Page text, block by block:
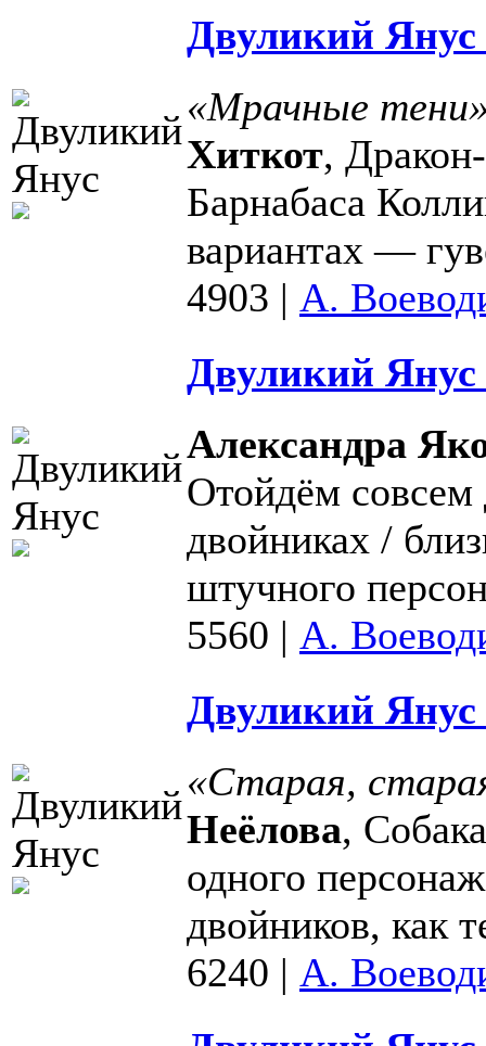
Двуликий Янус
«Мрачные
Хиткот,
Барнабаса
вариантах —
4903 | А.
Двуликий Янус
Александра
Отойдём совсем
двойниках /
штучного
5560 | А.
Двуликий Янус
«Старая,
Неёлова,
одного
двойников, как
6240 | А.